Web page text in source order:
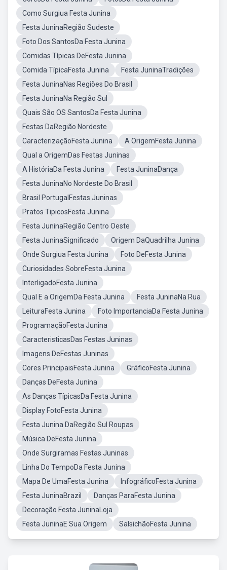
Como Surgiua Festa Junina
Festa JuninaRegião Sudeste
Foto Dos SantosDa Festa Junina
Comidas Típicas DeFesta Junina
Comida TípicaFesta Junina
Festa JuninaTradições
Festa JuninaNas Regiões Do Brasil
Festa JuninaNa Região Sul
Quais São OS SantosDa Festa Junina
Festas DaRegião Nordeste
CaracterizaçãoFesta Junina
A OrigemFesta Junina
Qual a OrigemDas Festas Juninas
A HistóriaDa Festa Junina
Festa JuninaDança
Festa JuninaNo Nordeste Do Brasil
Brasil PortugalFestas Juninas
Pratos TipicosFesta Junina
Festa JuninaRegião Centro Oeste
Festa JuninaSignificado
Origem DaQuadrilha Junina
Onde Surgiua Festa Junina
Foto DeFesta Junina
Curiosidades SobreFesta Junina
InterligadoFesta Junina
Qual E a OrigemDa Festa Junina
Festa JuninaNa Rua
LeituraFesta Junina
Foto ImportanciaDa Festa Junina
ProgramaçãoFesta Junina
CaracteristicasDas Festas Juninas
Imagens DeFestas Juninas
Cores PrincipaisFesta Junina
GráficoFesta Junina
Danças DeFesta Junina
As Danças TípicasDa Festa Junina
Display FotoFesta Junina
Festa Junina DaRegião Sul Roupas
Música DeFesta Junina
Onde Surgiramas Festas Juninas
Linha Do TempoDa Festa Junina
Mapa De UmaFesta Junina
InfográficoFesta Junina
Festa JuninaBrazil
Danças ParaFesta Junina
Decoração Festa JuninaLoja
Festa JuninaE Sua Origem
SalsichãoFesta Junina